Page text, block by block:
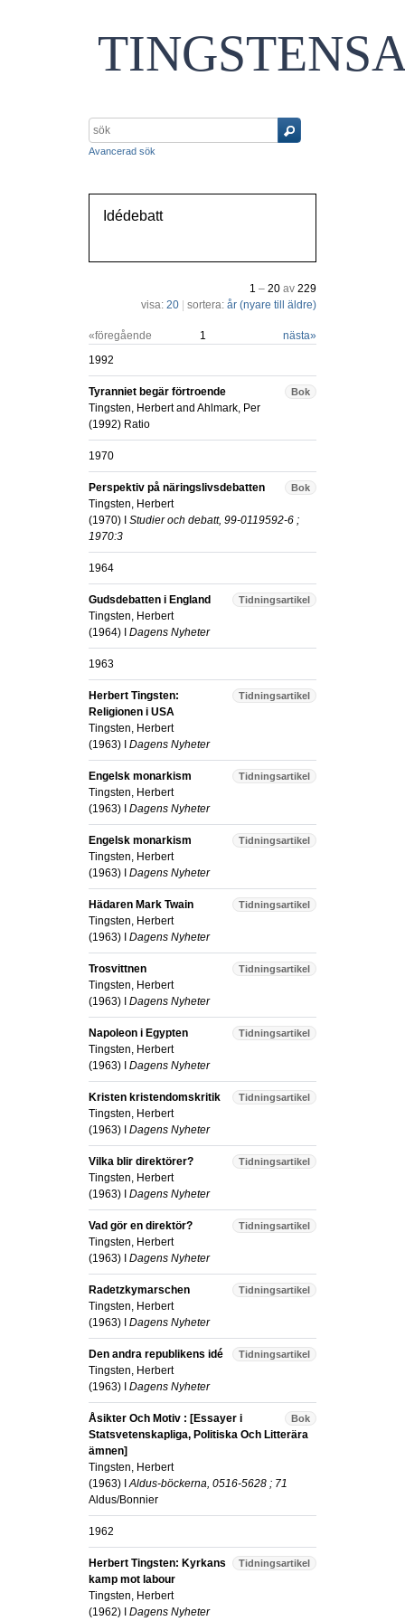
Avancerad sök
Idédebatt
1 – 20 av 229
visa: 20 sortera: år (nyare till äldre)
«föregående 1 nästa»
1992
Bok
Tyranniet begär förtroende
Tingsten, Herbertand Ahlmark, Per
(1992) Ratio
1970
Bok
Perspektiv på näringslivsdebatten
Tingsten, Herbert
(1970) I Studier och debatt, 99-0119592-6 ;
1970:3
1964
Tidningsartikel
Gudsdebatten i England
Tingsten, Herbert
(1964) I Dagens Nyheter
1963
Tidningsartikel
Herbert Tingsten:
Religionen i USA
Tingsten, Herbert
(1963) I Dagens Nyheter
Tidningsartikel
Engelsk monarkism
Tingsten, Herbert
(1963) I Dagens Nyheter
Tidningsartikel
Engelsk monarkism
Tingsten, Herbert
(1963) I Dagens Nyheter
Tidningsartikel
Hädaren Mark Twain
Tingsten, Herbert
(1963) I Dagens Nyheter
Tidningsartikel
Trosvittnen
Tingsten, Herbert
(1963) I Dagens Nyheter
Tidningsartikel
Napoleon i Egypten
Tingsten, Herbert
(1963) I Dagens Nyheter
Tidningsartikel
Kristen kristendomskritik
Tingsten, Herbert
(1963) I Dagens Nyheter
Tidningsartikel
Vilka blir direktörer?
Tingsten, Herbert
(1963) I Dagens Nyheter
Tidningsartikel
Vad gör en direktör?
Tingsten, Herbert
(1963) I Dagens Nyheter
Tidningsartikel
Radetzkymarschen
Tingsten, Herbert
(1963) I Dagens Nyheter
Tidningsartikel
Den andra republikens idé
Tingsten, Herbert
(1963) I Dagens Nyheter
Bok
Åsikter Och Motiv : [Essayer i
Statsvetenskapliga, Politiska Och Litterära
ämnen]
Tingsten, Herbert
(1963) IAldus-böckerna, 0516-5628 ; 71
Aldus/Bonnier
1962
Tidningsartikel
Herbert Tingsten: Kyrkans
kamp mot labour
Tingsten, Herbert
(1962) I Dagens Nyheter